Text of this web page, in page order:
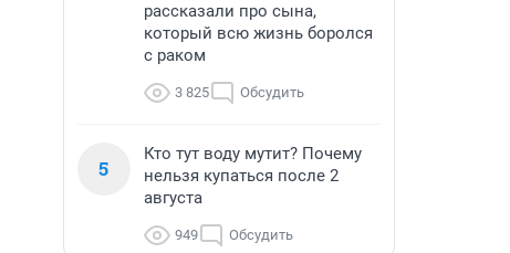
рассказали про сына,
который всю жизнь боролся
с раком
3 825 Обсудить
5
Кто тут воду мутит? Почему
нельзя купаться после 2
августа
949 Обсудить